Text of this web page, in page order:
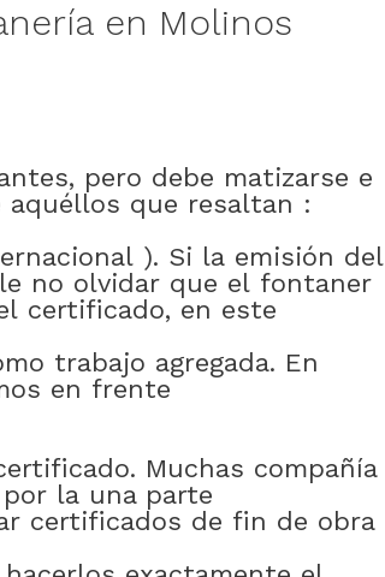
en Molinos
, pero debe matizarse e
aquéllos que resaltan :
). Si la emisión del
no olvidar que el fontaner
certificado, en este
trabajo agregada. En
en frente
. Muchas compañía
por la una parte
certificados de fin de obra